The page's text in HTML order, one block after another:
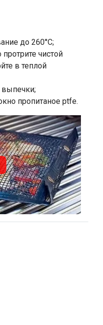
до 260°С;
чистой
в теплой
пропитаное ptfe.